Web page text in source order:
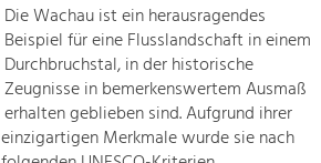
Die Wachau ist ein herausragendes
Beispiel für eine Flusslandschaft in einem
Durchbruchstal, in der historische
Zeugnisse in bemerkenswertem Ausmaß
erhalten geblieben sind. Aufgrund ihrer
einzigartigen Merkmale wurde sie nach